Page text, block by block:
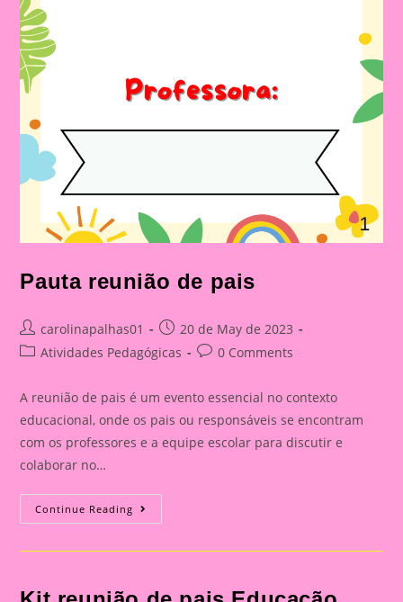
Pauta reunião de pais
Post
author:
carolinapalhas01
Post
published:
20 de May de 2023
PostAtividades Pedagógicas
Post0 Comments
A reunião de pais é um evento essencial no contexto
educacional, onde os pais ou responsáveis se encontram
com os professores e a equipe escolar para discutir e
colaborar no…
Continue Reading Pauta
Reunião
Pais